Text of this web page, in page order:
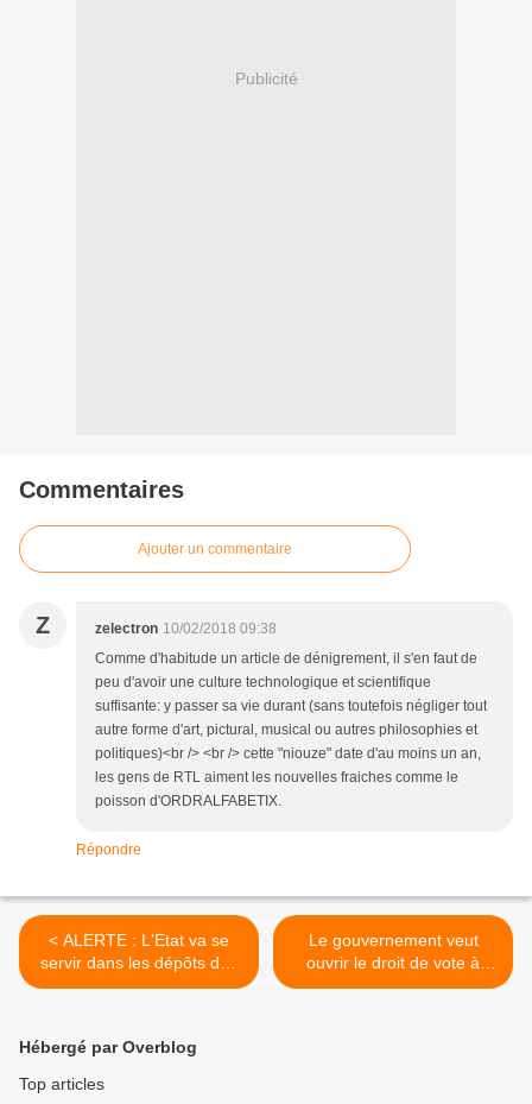
Publicité
Commentaires
Ajouter un commentaire
Z zelectron 10/02/2018 09:38
Comme d'habitude un article de dénigrement, il s'en faut de
peu d'avoir une culture technologique et scientifique
suffisante: y passer sa vie durant (sans toutefois négliger tout
autre forme d'art, pictural, musical ou autres philosophies et
politiques)<br /> <br /> cette "niouze" date d'au moins un an,
les gens de RTL aiment les nouvelles fraiches comme le
poisson d'ORDRALFABETIX.
Répondre
< ALERTE : L'Etat va se
servir dans les dépôts des
Français
Le gouvernement veut
ouvrir le droit de vote à
toutes les personnes
Hébergé par Overblog
Top articles